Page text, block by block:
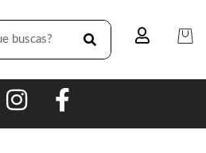
SEARCH